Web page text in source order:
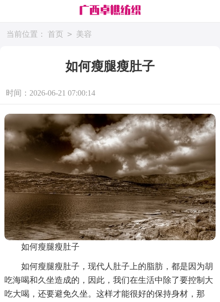
当前位置： 首页 > 美容
如何瘦腿瘦肚子
时间：2026-06-21 07:00:14
如何瘦腿瘦肚子
如何瘦腿瘦肚子，现代人肚子上的脂肪，都是因为胡
吃海喝和久坐造成的，因此，我们在生活中除了要控制大
吃大喝，还要避免久坐。这样才能很好的保持身材，那